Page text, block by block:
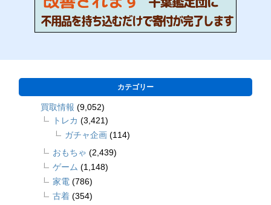
カテゴリー
買取情報 (9,052)
トレカ (3,421)
ガチャ企画 (114)
おもちゃ (2,439)
ゲーム (1,148)
家電 (786)
古着 (354)